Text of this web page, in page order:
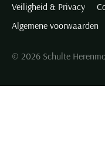
Veiligheid & Privacy
Algemene voorwaarden
© 2026 Schulte